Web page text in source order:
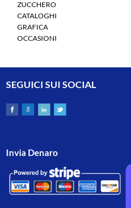
ZUCCHERO
CATALOGHI
GRAFICA
OCCASIONI
SEGUICI SUI SOCIAL
Invia Denaro